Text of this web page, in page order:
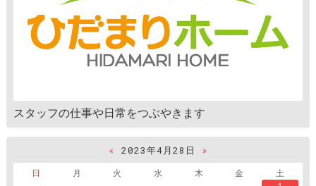
スタッフの仕事や日常をつぶやきます
« 2023年4月28日
»
日
月 火 水 木 金
土